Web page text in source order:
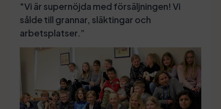
"Vi är supernöjda med försäljningen! Vi
sålde till grannar, släktingar och
arbetsplatser.”